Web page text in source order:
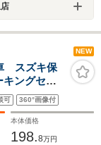
NEW
スズキ保
ングセン
ール アイ
ステム シ
可 360°画像付
本体価格
198.8万円